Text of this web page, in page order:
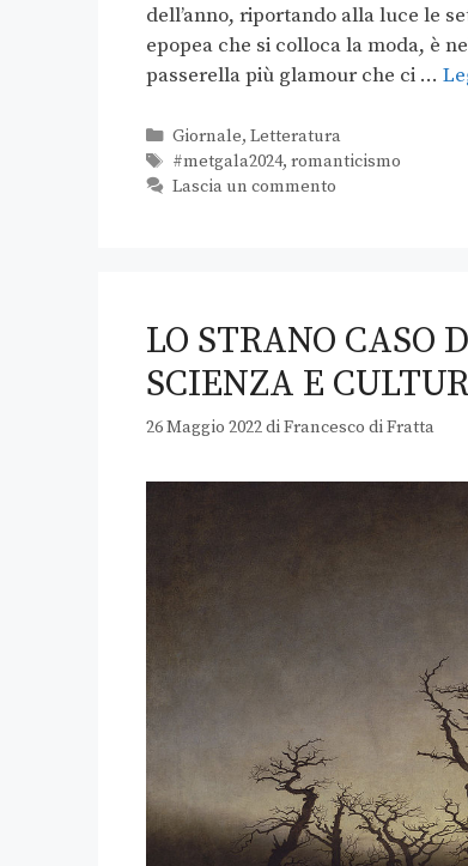
dell’anno, riportando alla luce le
epopea che si colloca la moda, è
passerella più glamour che ci …
Giornale, Letteratura
#metgala2024, romanticismo
Lascia un commento
LO STRANO CASO
SCIENZA E
26 Maggio 2022diFrancesco di Fratta